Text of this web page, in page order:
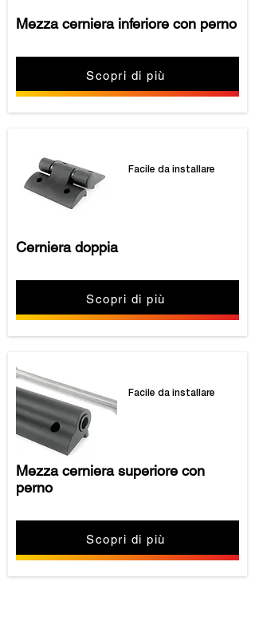
Mezza cerniera inferiore con perno
Scopri di più
Facile da installare
Cerniera doppia
Scopri di più
Facile da installare
Mezza cerniera superiore con
perno
Scopri di più